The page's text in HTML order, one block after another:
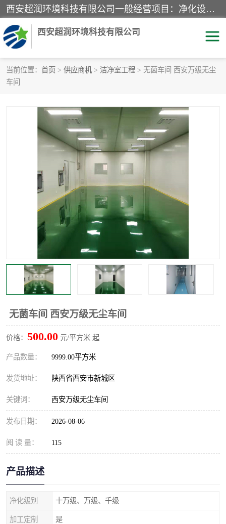
西安超润环境科技有限公司一般经营项目：净化设备、厨房设备、五金机电设备、不锈钢制品、彩钢夹心板、水处理设备的研发、销售；空气净化设备、办公设备、通风设备、建筑材料、金属材料的销售；净化工程、钢结构工程、机电设备工程的设计与施工及技术咨询服务；货物及技术的进出口的业务经营。
西安超润环境科技有限公司
当前位置： 首页 > 供应商机 > 洁净室工程 > 无菌车间 西安万级无尘
车间
无菌车间 西安万级无尘车间
价格： 500.00 元/平方米 起
产品数量： 9999.00平方米
发货地址： 陕西省西安市新城区
关键词： 西安万级无尘车间
发布日期： 2026-08-06
阅 读 量： 115
产品描述
净化级别 十万级、万级、千级
加工定制 是
洁净手术室
粉尘废气净化 洁净室工程
净化车间工程 GMP车间